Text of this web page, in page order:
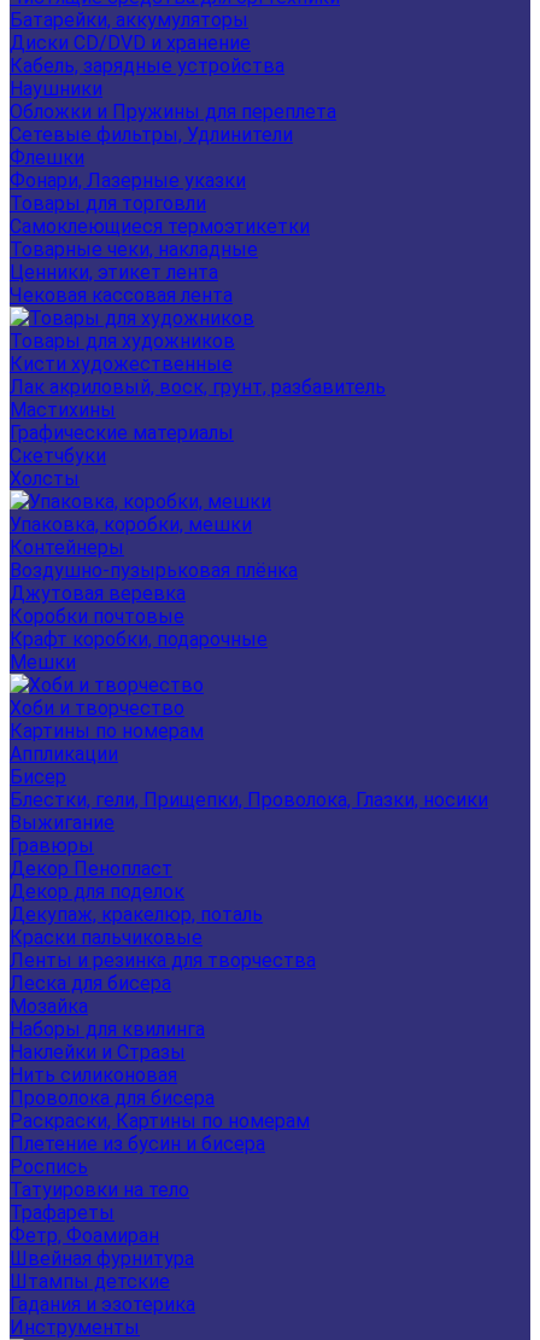
Батарейки, аккумуляторы
Диски CD/DVD и хранение
Кабель, зарядные устройства
Наушники
Обложки и Пружины для переплета
Сетевые фильтры, Удлинители
Флешки
Фонари, Лазерные указки
Товары для торговли
Самоклеющиеся термоэтикетки
Товарные чеки, накладные
Ценники, этикет лента
Чековая кассовая лента
Товары для художников
Кисти художественные
Лак акриловый, воск, грунт, разбавитель
Мастихины
Графические материалы
Скетчбуки
Холсты
Упаковка, коробки, мешки
Контейнеры
Воздушно-пузырьковая плёнка
Джутовая веревка
Коробки почтовые
Крафт коробки, подарочные
Мешки
Хоби и творчество
Картины по номерам
Аппликации
Бисер
Блестки, гели, Прищепки, Проволока, Глазки, носики
Выжигание
Гравюры
Декор Пенопласт
Декор для поделок
Декупаж, кракелюр, поталь
Краски пальчиковые
Ленты и резинка для творчества
Леска для бисера
Мозайка
Наборы для квилинга
Наклейки и Стразы
Нить силиконовая
Проволока для бисера
Раскраски, Картины по номерам
Плетение из бусин и бисера
Роспись
Татуировки на тело
Трафареты
Фетр, Фоамиран
Швейная фурнитура
Штампы детские
Гадания и эзотерика
Инструменты